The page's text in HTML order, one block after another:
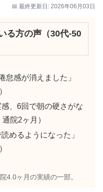
📅 最終更新日: 2026年06月03日
る方の声（30代-50
怠感が消えました」
感、6回で朝の硬さがな
院2ヶ月）
めるようになった」
4.0ヶ月の実績の一部。